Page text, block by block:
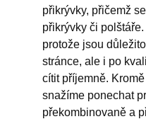
přikrývky, přičemž
přikrývky či
protože jsou
stránce, ale i po
cítit příjemně.
snažíme ponechat
překombinovaně a